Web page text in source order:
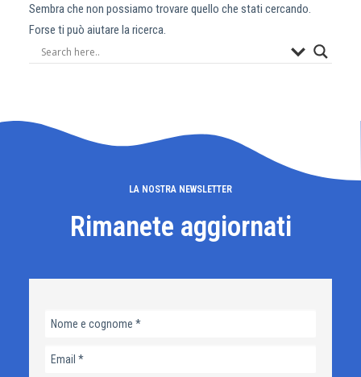
Sembra che non possiamo trovare quello che stati cercando.
Forse ti può aiutare la ricerca.
LA NOSTRA NEWSLETTER
Rimanete aggiornati